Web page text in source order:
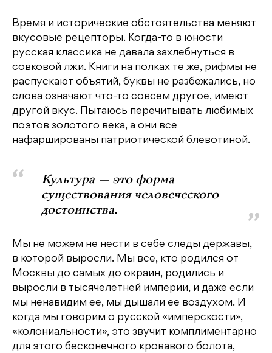
Время и исторические обстоятельства меняют
вкусовые рецепторы. Когда-то в юности
русская классика не давала захлебнуться в
совковой лжи. Книги на полках те же, рифмы не
распускают объятий, буквы не разбежались, но
слова означают что-то совсем другое, имеют
другой вкус. Пытаюсь перечитывать любимых
поэтов золотого века, а они все
нафаршированы патриотической блевотиной.
Культура — это форма
существования человеческого
достоинства.
Мы не можем не нести в себе следы державы,
в которой выросли. Мы все, кто родился от
Москвы до самых до окраин, родились и
выросли в тысячелетней империи, и даже если
мы ненавидим ее, мы дышали ее воздухом. И
когда мы говорим о русской «имперскости»,
«колониальности», это звучит комплиментарно
для этого бесконечного кровавого болота,